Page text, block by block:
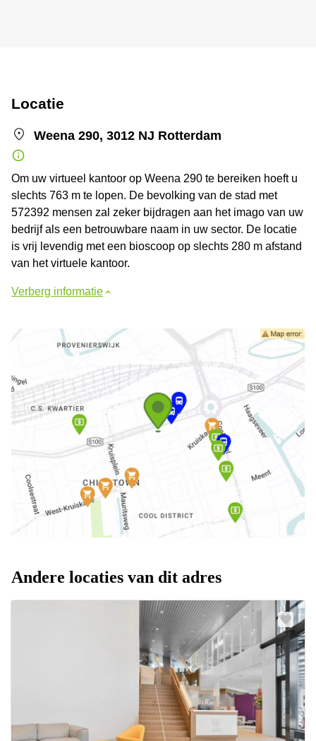
Locatie
Weena 290, 3012 NJ Rotterdam
Om uw virtueel kantoor op Weena 290 te bereiken hoeft u
slechts 763 m te lopen. De bevolking van de stad met
572392 mensen zal zeker bijdragen aan het imago van uw
bedrijf als een betrouwbare naam in uw sector. De locatie
is vrij levendig met een bioscoop op slechts 280 m afstand
van het virtuele kantoor.
Verberg informatie
Andere locaties van dit adres